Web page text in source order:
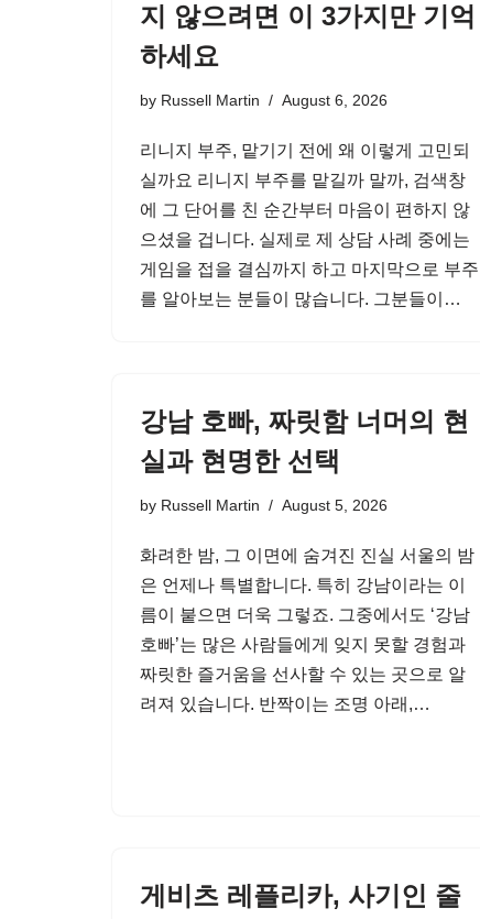
지 않으려면 이 3가지만 기억
하세요
by Russell Martin August 6, 2026
리니지 부주, 맡기기 전에 왜 이렇게 고민되
실까요 리니지 부주를 맡길까 말까, 검색창
에 그 단어를 친 순간부터 마음이 편하지 않
으셨을 겁니다. 실제로 제 상담 사례 중에는
게임을 접을 결심까지 하고 마지막으로 부주
를 알아보는 분들이 많습니다. 그분들이…
강남 호빠, 짜릿함 너머의 현
실과 현명한 선택
by Russell Martin August 5, 2026
화려한 밤, 그 이면에 숨겨진 진실 서울의 밤
은 언제나 특별합니다. 특히 강남이라는 이
름이 붙으면 더욱 그렇죠. 그중에서도 ‘강남
호빠’는 많은 사람들에게 잊지 못할 경험과
짜릿한 즐거움을 선사할 수 있는 곳으로 알
려져 있습니다. 반짝이는 조명 아래,…
게비츠 레플리카, 사기인 줄